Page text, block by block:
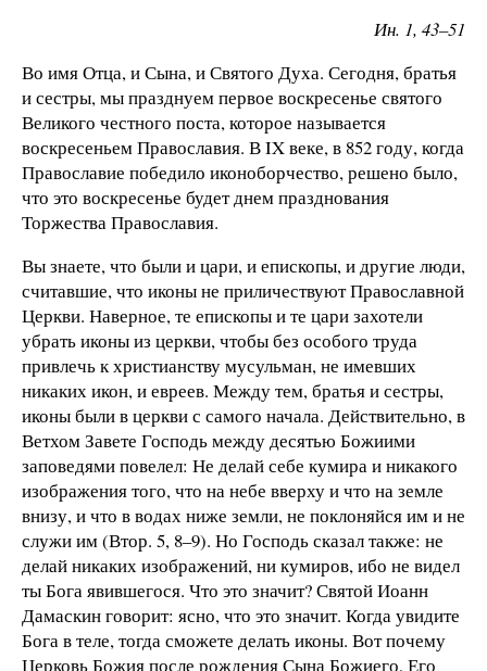
Ин. 1, 43–51
Во имя Отца, и Сына, и Святого Духа. Сегодня, братья
и сестры, мы празднуем первое воскресенье святого
Великого честного поста, которое называется
воскресеньем Православия. В IX веке, в 852 году, когда
Православие победило иконоборчество, решено было,
что это воскресенье будет днем празднования
Торжества Православия.
Вы знаете, что были и цари, и епископы, и другие люди,
считавшие, что иконы не приличествуют Православной
Церкви. Наверное, те епископы и те цари захотели
убрать иконы из церкви, чтобы без особого труда
привлечь к христианству мусульман, не имевших
никаких икон, и евреев. Между тем, братья и сестры,
иконы были в церкви с самого начала. Действительно, в
Ветхом Завете Господь между десятью Божиими
заповедями повелел: Не делай себе кумира и никакого
изображения того, что на небе вверху и что на земле
внизу, и что в водах ниже земли, не поклоняйся им и не
служи им (Втор. 5, 8–9). Но Господь сказал также: не
делай никаких изображений, ни кумиров, ибо не видел
ты Бога явившегося. Что это значит? Святой Иоанн
Дамаскин говорит: ясно, что это значит. Когда увидите
Бога в теле, тогда сможете делать иконы. Вот почему
Церковь Божия после рождения Сына Божиего, Его